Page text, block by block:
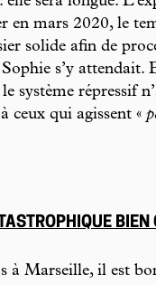
en mars 2020, le
solide afin de
s’y attendait.
système répressif
ceux qui agissent «
BIEN
à Marseille, il est